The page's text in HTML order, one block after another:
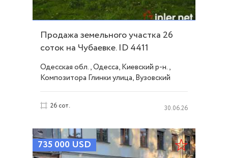
Продажа земельного участка 26
соток на Чубаевке. ID 4411
Одесская обл., Одесса, Киевский р-н.,
Композитора Глинки улица, Вузовский
26 сот. 30.06.26
735 000 USD